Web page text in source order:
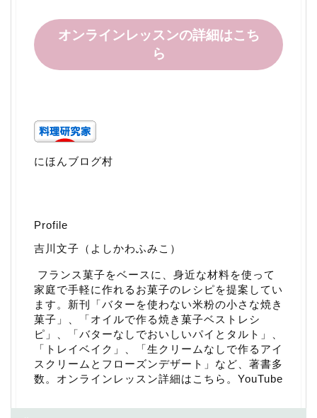
オンラインレッスンの詳細はこち
ら
にほんブログ村
Profile
吉川文子（よしかわふみこ）
フランス菓子をベースに、身近な材料を使って
家庭で手軽に作れるお菓子のレシピを提案してい
ます。新刊「バターを使わない米粉の小さな焼き
菓子 」、「オイルで作る焼き菓子ベストレシ
ピ 」、「バターなしでおいしいパイとタルト 」、
「 トレイベイク 」、「生クリームなしで作るアイ
スクリームとフローズンデザート 」など、著書多
数。 オンラインレッスン詳細はこちら 。 YouTube